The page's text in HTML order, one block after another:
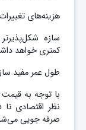
هزینه‌های
سازه‌
کمتری خواهد
طول عمر مفید
با توجه به
صرفه جویی